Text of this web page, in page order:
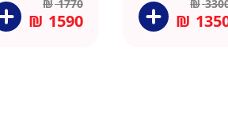
₪
₪
₪1770
₪ 1590